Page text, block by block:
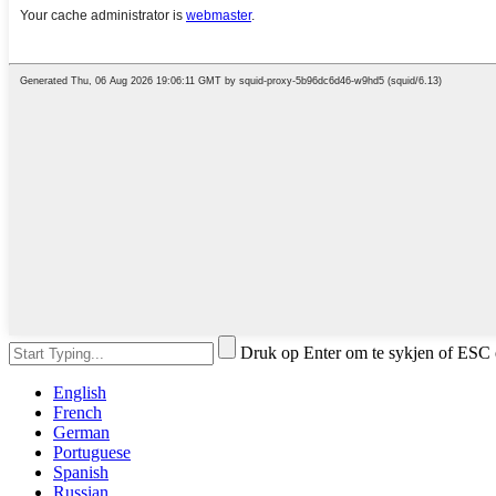
Druk op Enter om te sykjen of ESC
English
French
German
Portuguese
Spanish
Russian